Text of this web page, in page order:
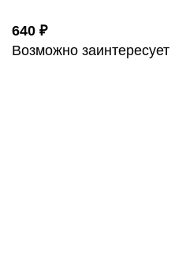
640 ₽
Возможно заинтересует